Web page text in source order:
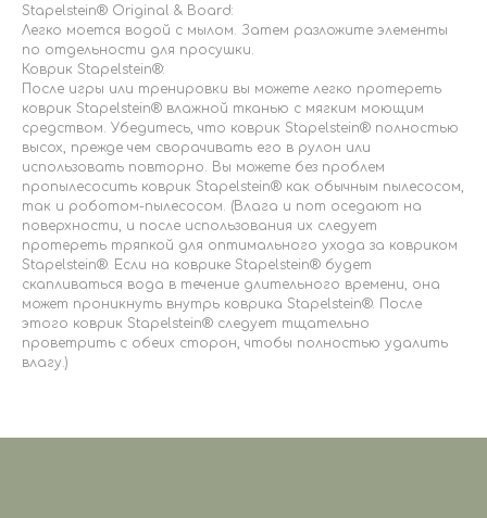
Stapelstein® Original & Board:
Легко моется водой с мылом. Затем разложите элементы
по отдельности для просушки.
Коврик Stapelstein®:
После игры или тренировки вы можете легко протереть
коврик Stapelstein® влажной тканью с мягким моющим
средством. Убедитесь, что коврик Stapelstein® полностью
высох, прежде чем сворачивать его в рулон или
использовать повторно. Вы можете без проблем
пропылесосить коврик Stapelstein® как обычным пылесосом,
так и роботом-пылесосом. (Влага и пот оседают на
поверхности, и после использования их следует
протереть тряпкой для оптимального ухода за ковриком
Stapelstein®. Если на коврике Stapelstein® будет
скапливаться вода в течение длительного времени, она
может проникнуть внутрь коврика Stapelstein®. После
этого коврик Stapelstein® следует тщательно
проветрить с обеих сторон, чтобы полностью удалить
влагу.)